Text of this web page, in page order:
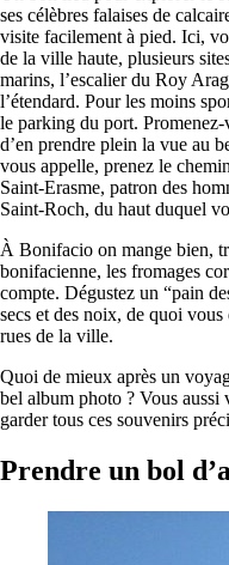
ses célèbres falaises de
visite facilement à pied. Ici,
de la ville haute, plusieurs
marins, l’escalier du Roy
l’étendard. Pour les moins
le parking du port.
d’en prendre plein la vue au
vous appelle, prenez le
Saint-Erasme, patron des
Saint-Roch, du haut duquel
À Bonifacio on mange bien,
bonifacienne, les fromages
compte. Dégustez un “pain
secs et des noix, de quoi
rues de la ville.
Quoi de mieux après un
bel album photo ? Vous aussi
garder tous ces souvenirs
Prendre un bol